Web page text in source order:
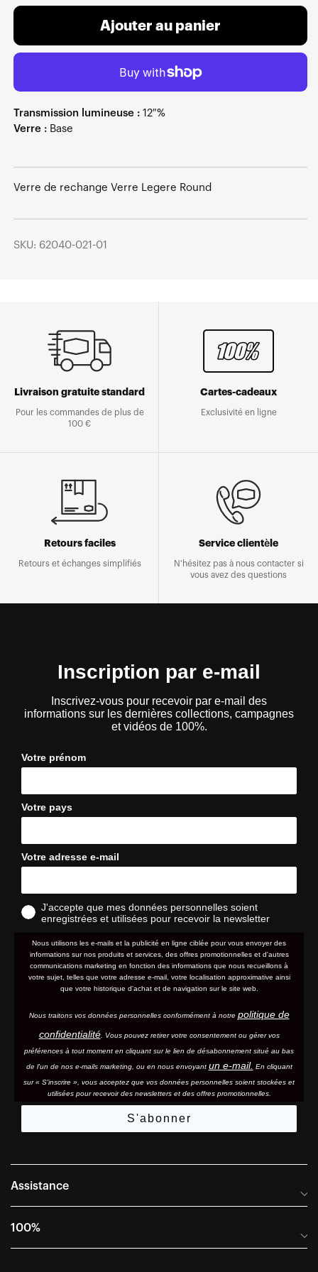
Ajouter au panier
Transmission lumineuse : 12 %
Verre : Base
Verre de rechange Verre Legere Round
SKU: 62040-021-01
Livraison gratuite standard
Pour les commandes de plus de
100 €
Cartes-cadeaux
Exclusivité en ligne
Retours faciles
Retours et échanges simplifiés
Service clientèle
N'hésitez pas à nous contacter si
vous avez des questions
Inscription par e-mail
Inscrivez-vous pour recevoir par e-mail des
informations sur les dernières collections, campagnes
et vidéos de 100%.
Votre prénom
Votre pays
Votre adresse e-mail
J'accepte que mes données personnelles soient
enregistrées et utilisées pour recevoir la newsletter
Nous utilisons les e-mails et la publicité en ligne ciblée pour vous envoyer des
informations sur nos produits et services, des offres promotionnelles et d'autres
communications marketing en fonction des informations que nous recueillons à
votre sujet, telles que votre adresse e-mail, votre localisation approximative ainsi
que votre historique d'achat et de navigation sur le site web.
Nous traitons vos données personnelles conformément à notre politique de
confidentialité. Vous pouvez retirer votre consentement ou gérer vos
préférences à tout moment en cliquant sur le lien de désabonnement situé au bas
de l'un de nos e-mails marketing, ou en nous envoyant un e-mail. En cliquant
sur « S'inscrire », vous acceptez que vos données personnelles soient stockées et
utilisées pour recevoir des newsletters et des offres promotionnelles.
S'abonner
Assistance
Foire aux questions
100%